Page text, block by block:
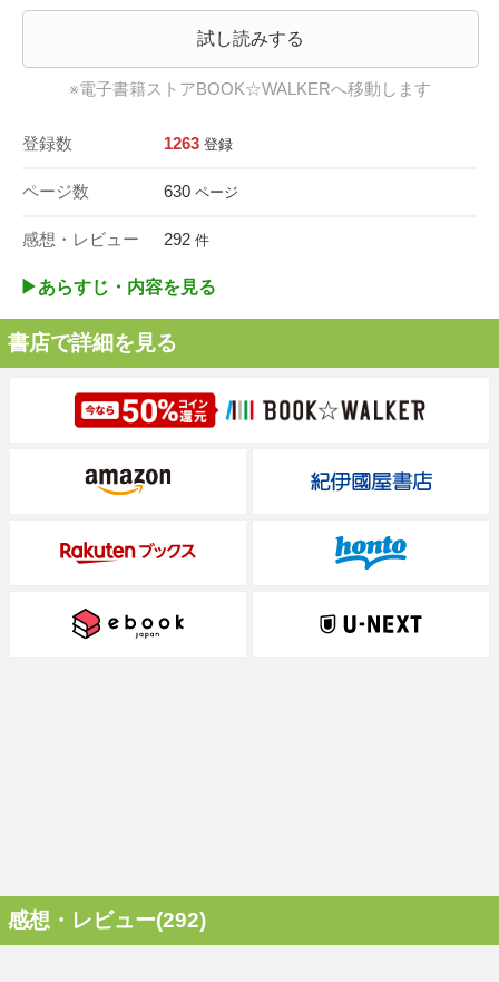
試し読みする
※電子書籍ストアBOOK☆WALKERへ移動します
登録数 1263 登録
ページ数 630 ページ
感想・レビュー 292 件
▶︎あらすじ・内容を見る
書店で詳細を見る
感想・レビュー(292)